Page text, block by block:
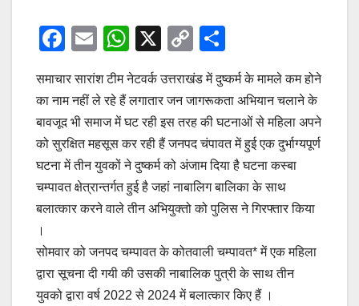
F
c
e
b
o
o
k
E
ail
W
h
at
s
A
p
p
X
C
p
y
Li
n
k
h
ar
e
समाचार सारांश टीम नेटवर्क उत्तराखंड में दुष्कर्म के मामले कम होने
का नाम नहीं ले रहे हैं लगातार जन जागरूकता अभियान चलाने के
बावजूद भी समाज में घट रही इस तरह की घटनाओं से महिला अपने
को सुरक्षित महसूस कर रही हैं जनपद चंपावत में हुई एक दुर्भाग्यपूर्ण
घटना में तीन युवकों ने दुष्कर्म को अंजाम दिया है घटना कस्बा
चम्पावत क्षेत्रान्तर्गत हुई है जहां नाबालिग बालिका के साथ
बलात्कार करने वाले तीन अभियुक्तो को पुलिस ने गिरफ्तार किया
।
सोमवार को जनपद चम्पावत के कोतवाली चम्पावत* में एक महिला
द्वारा सूचना दी गयी की उसकी नाबालिक पुत्री के साथ तीन
युवको द्वारा वर्ष 2022 से 2024 में बलात्कार किए हैं ।